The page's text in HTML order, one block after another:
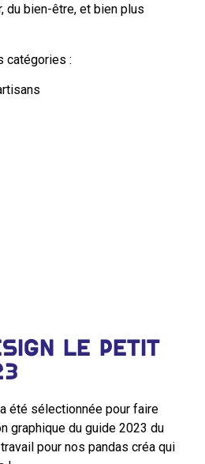
du bien-être, et bien plus
catégories :
LE PETIT
été sélectionnée pour faire
graphique du guide 2023 du
pour nos pandas créa qui